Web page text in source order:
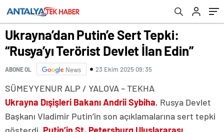
Ukrayna’dan Putin’e Sert Tepki:
“Rusya’yı Terörist Devlet İlan Edin”
ABONE OL News 23 Ekim 2025 09:35
SÜMEYYENUR ALP / YALOVA – TEKHA
Ukrayna Dışişleri Bakanı Andrii Sybiha, Rusya Devlet
Başkanı Vladimir Putin’in son açıklamalarına sert tepki